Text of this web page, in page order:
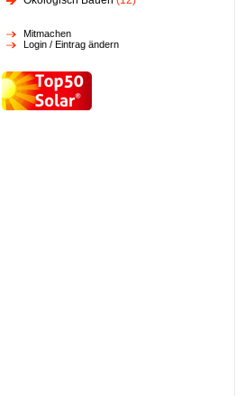
Mitmachen
Login / Eintrag ändern